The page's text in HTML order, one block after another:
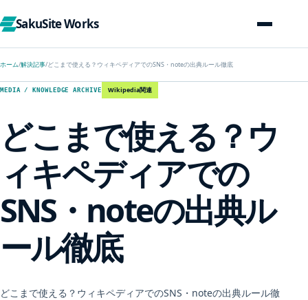
SakuSite Works
ホーム/解決記事/どこまで使える？ウィキペディアでのSNS・noteの出典ルール徹底
MEDIA / KNOWLEDGE ARCHIVE Wikipedia関連
どこまで使える？ウ
ィキペディアでの
SNS・noteの出典ル
ール徹底
どこまで使える？ウィキペディアでのSNS・noteの出典ルール徹